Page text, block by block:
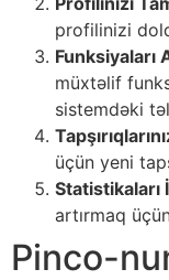
profilinizi
Funksiyaları
müxtəlif
sistemdəki
üçün yeni
Statistikaları
artırmaq
Pinco-